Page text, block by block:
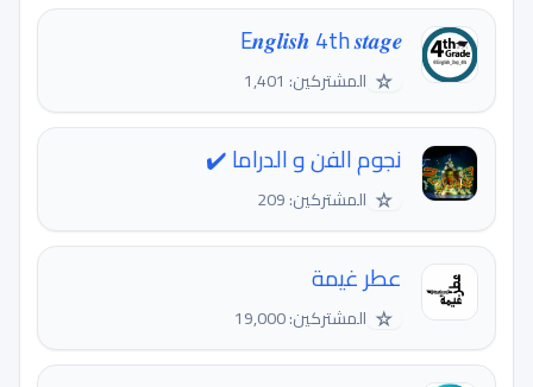
E𝒏𝒈𝒍𝒊𝒔𝒉 4th 𝒔𝒕𝒂𝒈𝒆
☆ المشتركين: 1,401
نجوم الفن و الدراما ✔️
☆ المشتركين: 209
عطر غيمة
☆ المشتركين: 19,000